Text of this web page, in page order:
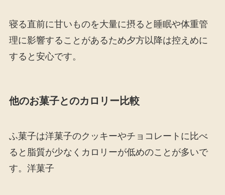
寝る直前に甘いものを大量に摂ると睡眠や体重管
理に影響することがあるため夕方以降は控えめに
すると安心です。
他のお菓子とのカロリー比較
ふ菓子は洋菓子のクッキーやチョコレートに比べ
ると脂質が少なくカロリーが低めのことが多いで
す。洋菓子